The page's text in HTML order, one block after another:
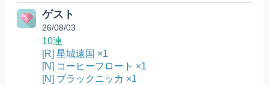
ゲスト
26/08/03
10連
[R] 星城遠国 ×1
[N] コーヒーフロート ×1
[N] ブラックニッカ ×1